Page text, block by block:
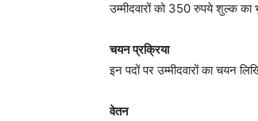
उम्मीदवारों को 350 रुपये शुल्क का
चयन प्रक्रिया
इन पदों पर उम्मीदवारों का चयन
वेतन